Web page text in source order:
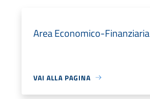
Area Economico-Finanziaria
VAI ALLA PAGINA